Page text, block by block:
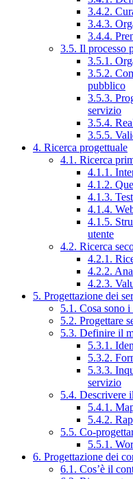
3.4.2.
3.4.3.
3.4.4.
3.5. Il processo
3.5.1.
3.5.2.
pubblico
3.5.3.
servizio
3.5.4.
3.5.5.
4. Ricerca progettuale
4.1. Ricerca
4.1.1.
4.1.2.
4.1.3.
4.1.4.
4.1.5.
utente
4.2. Ricerca
4.2.1.
4.2.2.
4.2.3.
5. Progettazione dei
5.1. Cosa sono
5.2. Progettare
5.3. Definire il
5.3.1.
5.3.2.
5.3.3.
servizio
5.4. Descrivere
5.4.1.
5.4.2.
5.5. Co-
5.5.1.
6. Progettazione dei
6.1. Cos’è il